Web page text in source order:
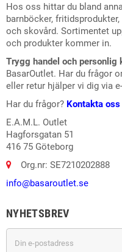
Hos oss hittar du bland
barnböcker,
och skovård. Sortimentet
och produkter kommer in.
Trygg handel och personlig
BasarOutlet. Har du frågor
eller retur hjälper vi dig via
Har du frågor? Kontakta oss
E.A.M.L. Outlet
Hagforsgatan 51
416 75 Göteborg
Org.nr: SE7210202888
info@basaroutlet.se
NYHETSBREV